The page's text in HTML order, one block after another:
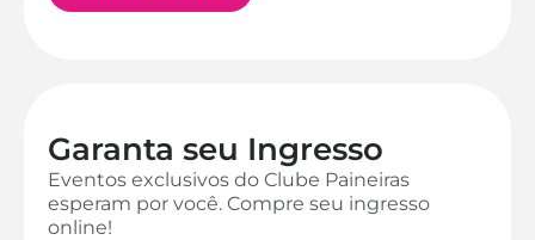
Garanta seu Ingresso
Eventos exclusivos do Clube Paineiras
esperam por você. Compre seu ingresso
online!